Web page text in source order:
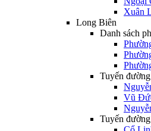
Xuân
Long Biên
Danh sách
Tuyến
Vũ
Tuyến